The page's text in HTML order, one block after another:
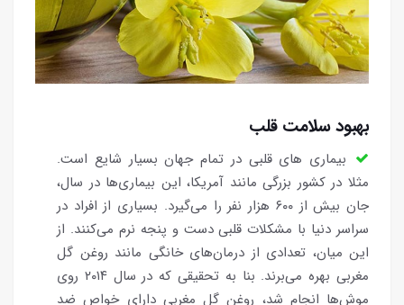
بهبود سلامت قلب
بیماری های قلبی در تمام جهان بسیار شایع است.
مثلا در کشور بزرگی مانند آمریکا، این بیماری‌ها در سال،
جان بیش از ۶۰۰ هزار نفر را می‌گیرد. بسیاری از افراد در
سراسر دنیا با مشکلات قلبی دست و پنجه نرم می‌کنند. از
این میان، تعدادی از درمان‌های خانگی مانند روغن گل
مغربی بهره می‌برند. بنا به تحقیقی که در سال ۲۰۱۴ روی
موش‌ها انجام شد، روغن گل مغربی دارای خواص ضد